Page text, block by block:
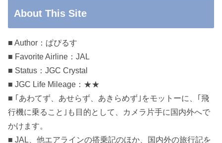
About This Site
■ Author：ぱぴるす
■ Favorite Airline：JAL
■ Status：JGC Crystal
■ JGC Life Mileage：★★
■ ｢あわてず、あせらず、あきらめず｣をモットーに、｢飛
行機に乗ること｣も目的として、カメラ片手に国内外へで
かけます。
■ JAL、他エアラインの搭乗記のほか、国内外の旅行記を